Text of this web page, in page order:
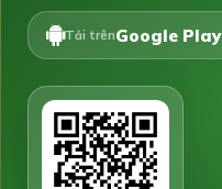
Tải trênGoogle Play